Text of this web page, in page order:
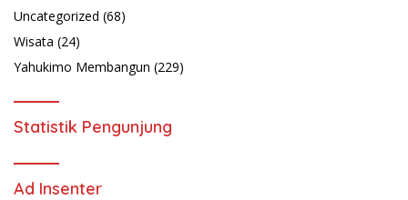
Uncategorized (68)
Wisata (24)
Yahukimo Membangun (229)
Statistik Pengunjung
Ad Insenter